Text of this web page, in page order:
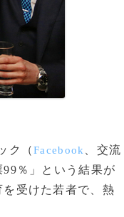
ク（Facebook
、交流
％」という結果が
受けた若者で、熱